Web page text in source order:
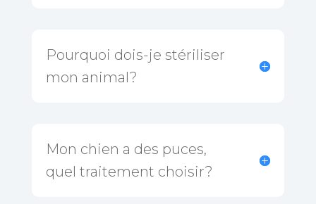
Pourquoi dois-je stériliser
mon animal?
Mon chien a des puces,
quel traitement choisir?